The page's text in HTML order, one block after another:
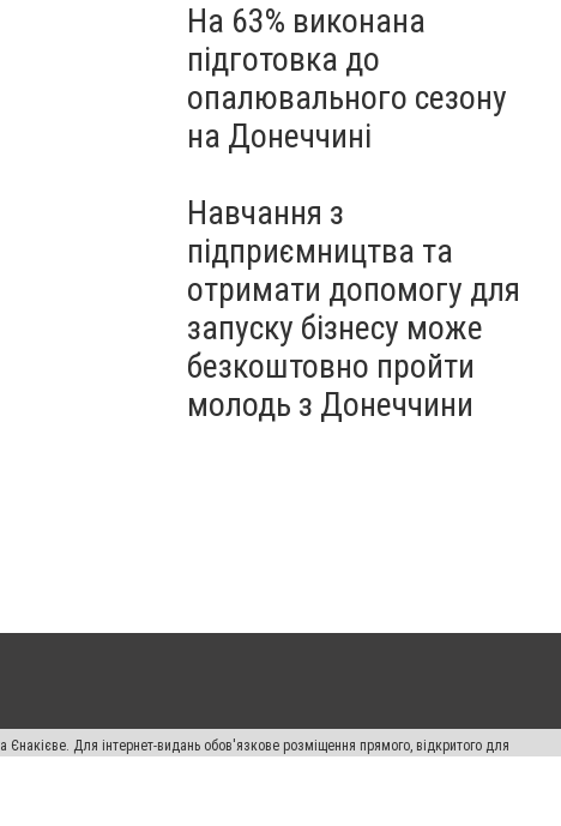
На 63% виконана
підготовка до
опалювального сезону
на Донеччині
Навчання з
підприємництва та
отримати допомогу для
запуску бізнесу може
безкоштовно пройти
молодь з Донеччини
Для інтернет-видань обов'язкове розміщення прямого, відкритого для